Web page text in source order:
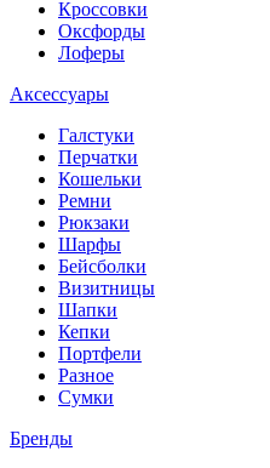
Кроссовки
Оксфорды
Лоферы
Аксессуары
Галстуки
Перчатки
Кошельки
Ремни
Рюкзаки
Шарфы
Бейсболки
Визитницы
Шапки
Кепки
Портфели
Разное
Сумки
Бренды